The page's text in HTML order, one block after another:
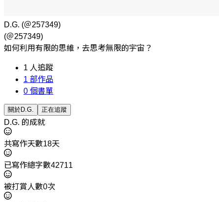
D.G. (＠257349)
(＠257349)
如何利用有限的思維，去思考無限的宇宙？
1 人追蹤
1 部作品
0 個書單
關於D.G. 正在追蹤
D.G. 的成就
共寫作天數18天
已寫作總字數42711
被打賞人數0次